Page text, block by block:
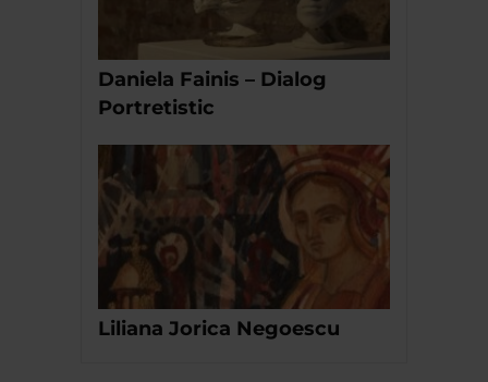
Daniela Fainis – Dialog
Portretistic
Liliana Jorica Negoescu